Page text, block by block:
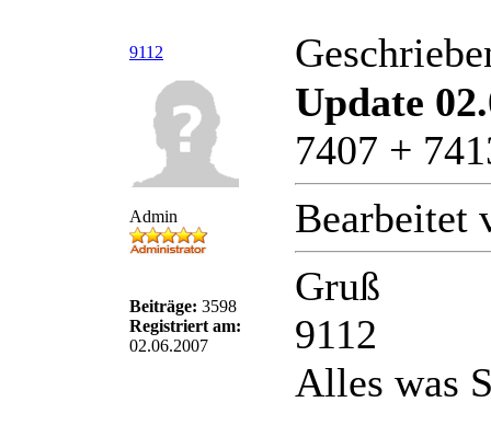
9112
Admin
Beiträge: 3598
Registriert am:
02.06.2007
Update
7407 +
Bearbeitet
Gruß
9112
Alles was